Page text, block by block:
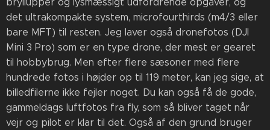
det ultrakompakte system, microfourthirds (m4/3 eller
bare MFT) til resten. Jeg laver også dronefotos (DJI
Mini 3 Pro) som er en type drone, der mest er gearet
til hobbybrug. Men efter flere sæsoner med flere
hundrede fotos i højder op til 119 meter, kan jeg sige, at
billedfilerne ikke fejler noget. Du kan også få de gode,
gammeldags luftfotos fra fly, som så bliver taget når
vejr og pilot er klar til det. Også af den grund bruger